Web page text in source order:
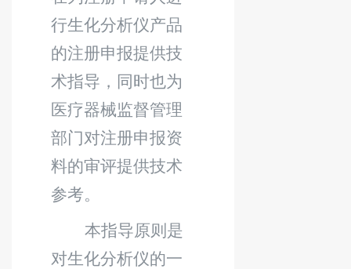
行生化分析仪产品
的注册申报提供技
术指导，同时也为
医疗器械监督管理
部门对注册申报资
料的审评提供技术
参考。
本指导原则是
对生化分析仪的一